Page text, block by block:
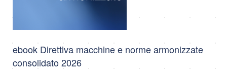
ebook Direttiva macchine e norme armonizzate
consolidato 2026